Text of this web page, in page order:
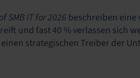
SMB IT for 2026 beschreiben
und fast 40 % verlassen sich
strategischen Treiber der